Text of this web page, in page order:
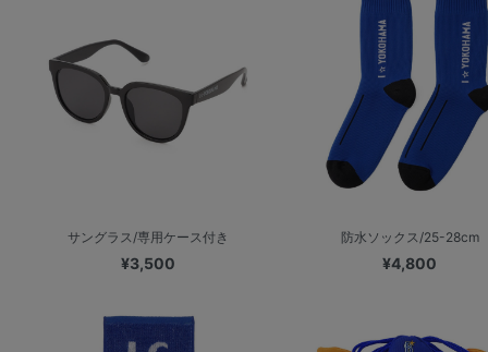
サングラス/専用ケース付き
¥3,500
防水ソックス/25-28cm
¥4,800